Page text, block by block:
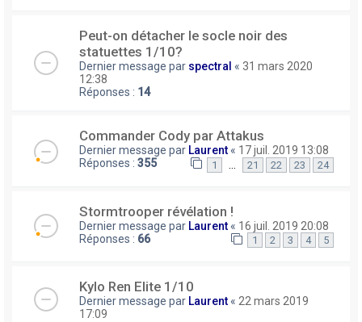
Peut-on détacher le socle noir des
statuettes 1/10?
Dernier message par spectral « 31 mars 2020
12:38
Réponses : 14
Commander Cody par Attakus
Dernier message par Laurent « 17 juil. 2019 13:08
Réponses : 355 1 21 22 23 24
Stormtrooper révélation !
Dernier message par Laurent « 16 juil. 2019 20:08
Réponses : 66 1 2 3 4 5
Kylo Ren Elite 1/10
Dernier message par Laurent « 22 mars 2019
17:09